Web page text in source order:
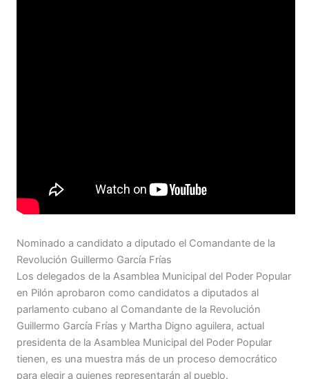
Nominado a candidato a diputado el Comandante de la
Revolución Guillermo García Frías
Los delegados de la Asamblea Municipal del Poder Popular
en Pilón aprobaron como candidatos a diputados al
parlamento cubano al Comandante de la Revolución
Guillermo García Frías y Martha Digno aguilera, actual
presidenta de la Asamblea Municipal del Poder Popular
tienen, es una muestra más de un proceso democrático
para elegir a quienes representarán al pueblo.